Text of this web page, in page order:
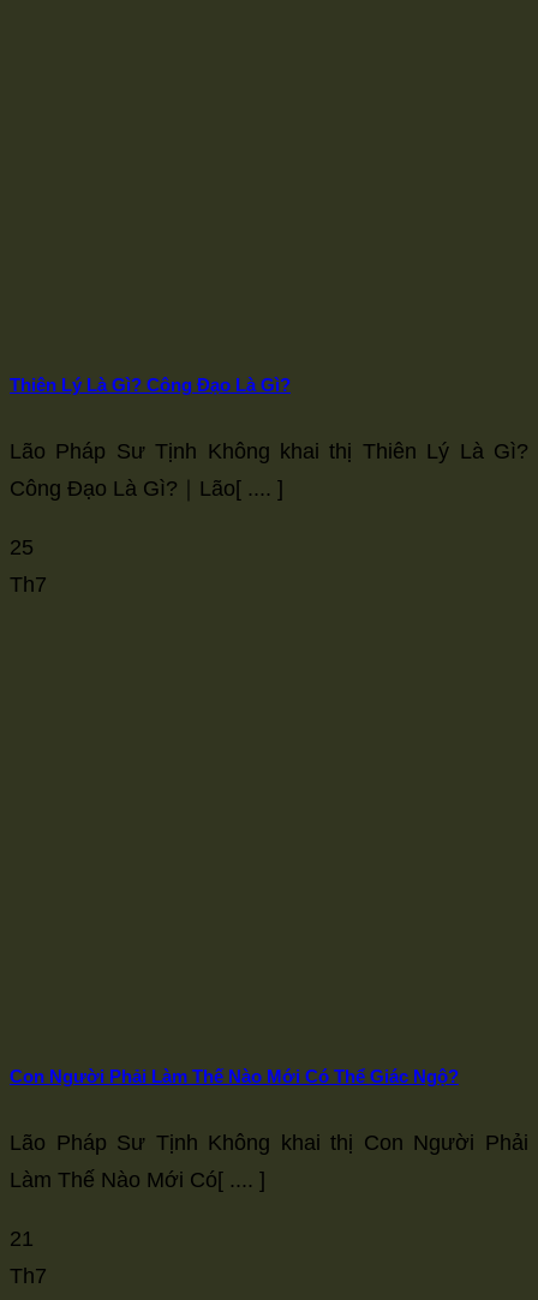
Thiên Lý Là Gì? Công Đạo Là Gì?
Lão Pháp Sư Tịnh Không khai thị Thiên Lý Là Gì?
Công Đạo Là Gì?｜Lão[ .... ]
25
Th7
Con Người Phải Làm Thế Nào Mới Có Thể Giác Ngộ?
Lão Pháp Sư Tịnh Không khai thị Con Người Phải
Làm Thế Nào Mới Có[ .... ]
21
Th7